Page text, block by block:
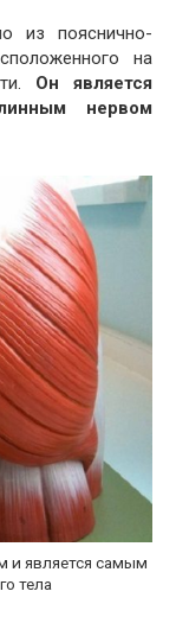
из пояснично-
на
Он является
нервом
и является самым
тела